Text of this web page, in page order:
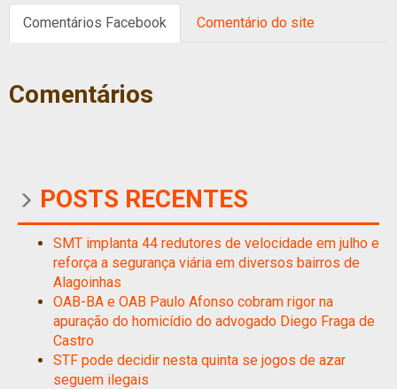
Comentários Facebook Comentário do site
Comentários
POSTS RECENTES
SMT implanta 44 redutores de velocidade em julho e
reforça a segurança viária em diversos bairros de
Alagoinhas
OAB-BA e OAB Paulo Afonso cobram rigor na
apuração do homicídio do advogado Diego Fraga de
Castro
STF pode decidir nesta quinta se jogos de azar
seguem ilegais